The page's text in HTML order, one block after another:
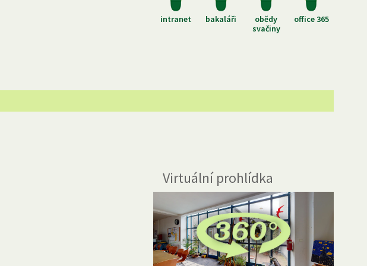
intranet bakaláři
obědy
svačiny
office 365
Virtuální prohlídka